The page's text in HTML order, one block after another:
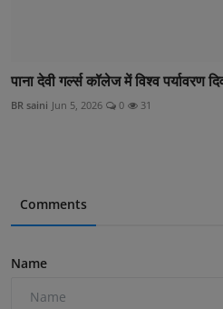
पाना देवी गर्ल्स कॉलेज में विश्व पर्यावरण
BR saini Jun 5, 2026 0 31
Comments
Name